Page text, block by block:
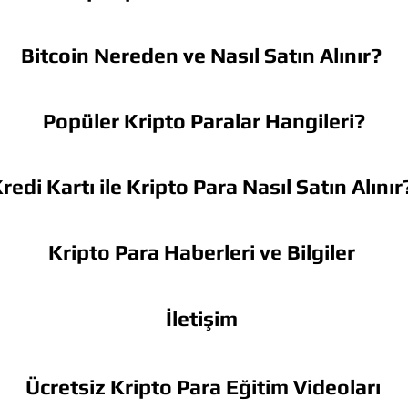
Bitcoin Nereden ve Nasıl Satın Alınır?
Popüler Kripto Paralar Hangileri?
Kartı ile Kripto Para Nasıl Satın
Kripto Para Haberleri ve Bilgiler
İletişim
Ücretsiz Kripto Para Eğitim Videoları